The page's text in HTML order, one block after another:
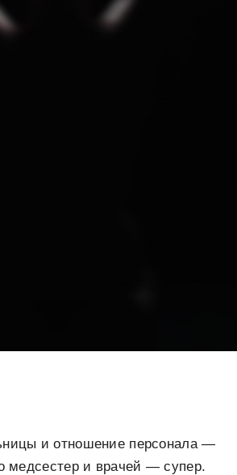
и отношение персонала —
медсестер и врачей — супер.